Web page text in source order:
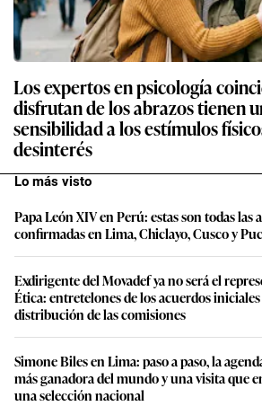
Los expertos en psicología
disfrutan de los abrazos tienen
sensibilidad a los estímulos
desinterés
Lo más visto
Papa León XIV en Perú: estas son todas las
confirmadas en Lima, Chiclayo, Cusco y
Exdirigente del Movadef ya no será el
Ética: entretelones de los acuerdos
distribución de las comisiones
Simone Biles en Lima: paso a paso, la
más ganadora del mundo y una visita que
una selección nacional